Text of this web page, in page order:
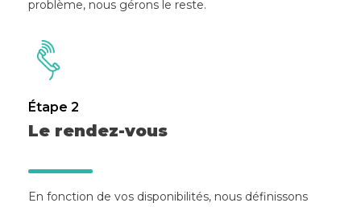
problème, nous gérons le reste.
Étape 2
Le rendez-vous
En fonction de vos disponibilités, nous définissons